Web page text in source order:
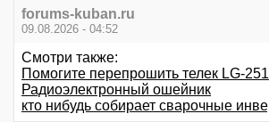
forums-kuban.ru
09.08.2026 - 04:52
Смотри также:
Помогите перепрошить телек LG-
Радиоэлектронный ошейник
кто нибудь собирает сварочные